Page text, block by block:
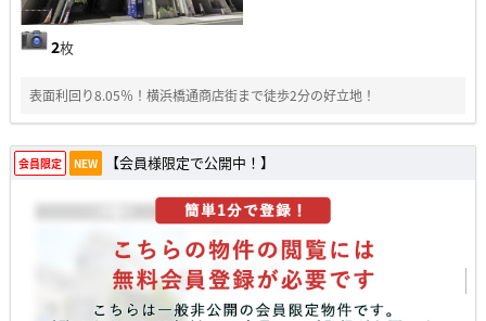
2枚
表面利回り8.05％！横浜橋通商店街まで徒歩2分の好立地！
会員限定 NEW 【会員様限定で公開中！】